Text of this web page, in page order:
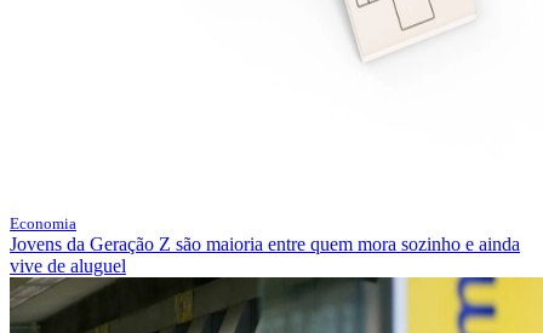
Economia
Jovens da Geração Z são maioria entre quem mora sozinho e ainda
vive de aluguel